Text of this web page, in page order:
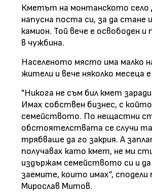
Кметът на монтанското село
напусна поста си, за да стане
камион. Той вече е освободен и
в чужбина.
Населеното място има малко
жители и вече няколко месеца
"Никога не съм бил кмет
Имах собствен бизнес, с
семейството. По нещастни
обстоятелствата се случи
трябваше да го закрия. А
получавах като кмет, не ми
издържам семейството си и
заемите, които имах”, сподели
Мирослав Митов.